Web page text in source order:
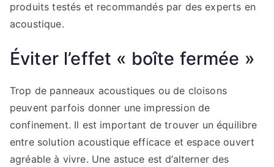
produits testés et recommandés par des experts en
acoustique.
Éviter l’effet « boîte fermée »
Trop de panneaux acoustiques ou de cloisons
peuvent parfois donner une impression de
confinement. Il est important de trouver un équilibre
entre solution acoustique efficace et espace ouvert
agréable à vivre. Une astuce est d’alterner des